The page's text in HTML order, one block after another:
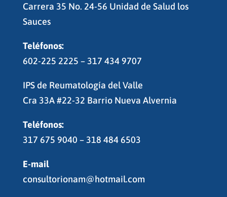
Carrera 35 No. 24-56 Unidad de Salud los
Sauces
Teléfonos:
602-225 2225 – 317 434 9707
IPS de Reumatología del Valle
Cra 33A #22-32 Barrio Nueva Alvernia
Teléfonos:
317 675 9040 – 318 484 6503
E-mail
consultorionam@hotmail.com